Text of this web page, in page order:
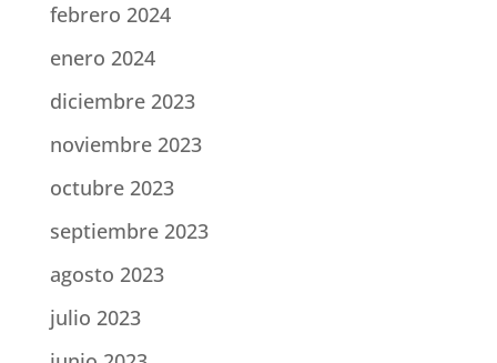
febrero 2024
enero 2024
diciembre 2023
noviembre 2023
octubre 2023
septiembre 2023
agosto 2023
julio 2023